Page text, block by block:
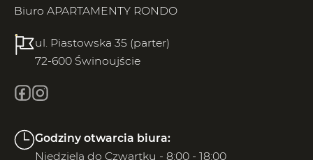
Biuro APARTAMENTY RONDO
ul. Piastowska 35 (parter)
72-600 Świnoujście
Godziny otwarcia biura:
Niedziela do Czwartku - 8:00 - 18:00